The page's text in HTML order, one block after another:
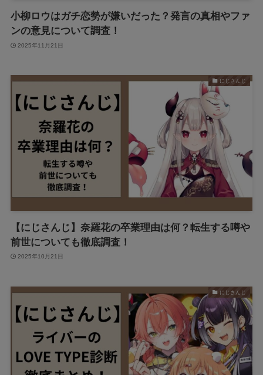
小柳ロウはガチ恋勢が嫌いだった？発言の真相やファ
ンの意見について調査！
2025年11月21日
にじさんじ
【にじさんじ】奈羅花の卒業理由は何？転生する噂や
前世についても徹底調査！
2025年10月21日
にじさんじ